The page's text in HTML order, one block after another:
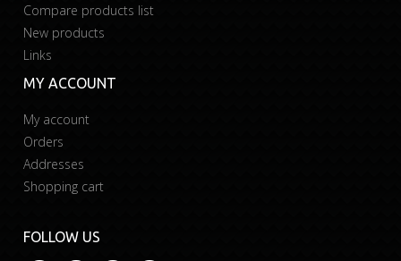
Compare products list
New products
Links
MY ACCOUNT
My account
Orders
Addresses
Shopping cart
FOLLOW US